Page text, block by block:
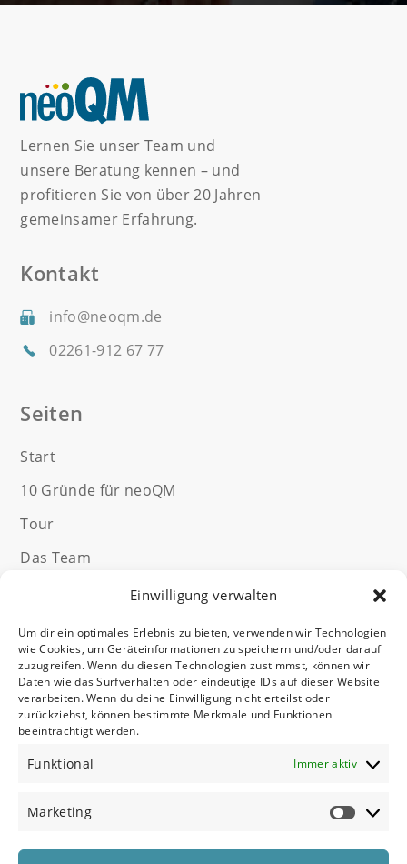
Einwilligung verwalten
Um dir ein optimales Erlebnis zu bieten, verwenden wir Technologien
wie Cookies, um Geräteinformationen zu speichern und/oder darauf
zuzugreifen. Wenn du diesen Technologien zustimmst, können wir
Daten wie das Surfverhalten oder eindeutige IDs auf dieser Website
verarbeiten. Wenn du deine Einwilligung nicht erteilst oder
zurückziehst, können bestimmte Merkmale und Funktionen
beeinträchtigt werden.
Funktional Immer aktiv
Marketing
Lernen Sie unser Team und
unsere Beratung kennen – und
profitieren Sie von über 20 Jahren
gemeinsamer Erfahrung.
Kontakt
info@neoqm.de
02261-912 67 77
Seiten
Start
10 Gründe für neoQM
Tour
Das Team
Qualitätsmanagement Software
ISO-Normen
Rechtliches
Impressum